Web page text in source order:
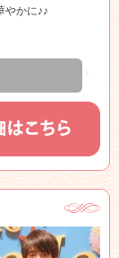
きな歌手の映像
ズ！！
！！
カイラ舞浜店プ
ます！！
やかに♪♪
ので是非お持込
合っていて素敵
郎新婦様もとって